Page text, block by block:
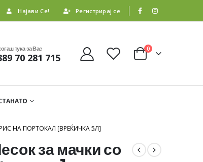
Најави Се! Регистрирај се
тука за Вас
70 281 715
0
НА ПОРТОКАЛ [ВРЕЌИЧКА 5Л]
за мачки со